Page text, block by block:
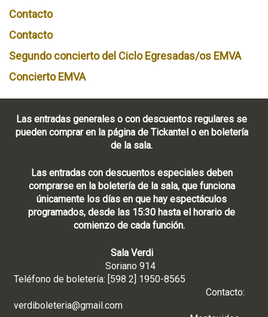
Contacto
Contacto
Segundo concierto del Ciclo Egresadas/os EMVA
Concierto EMVA
Las entradas generales o con descuentos regulares se
pueden comprar en la página de Tickantel o en boletería
de la sala.
Las entradas con descuentos especiales deben
comprarse en la boletería de la sala, que funciona
únicamente los días en que hay espectáculos
programados, desde las 15:30 hasta el horario de
comienzo de cada función.
Sala Verdi
Soriano 914
Teléfono de boletería: [598 2] 1950-8565
Contacto:
verdiboleteria@gmail.com